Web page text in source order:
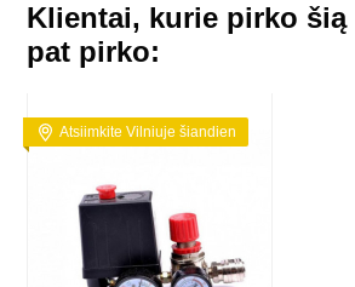
Klientai, kurie pirko šią
pat pirko:
Atsiimkite Vilniuje šiandien